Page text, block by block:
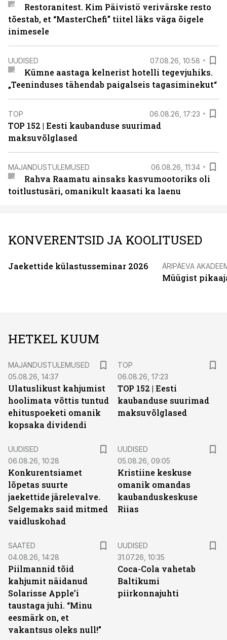
Restoranitest. Kim Päivistö verivärske resto
tõestab, et “MasterChefi” tiitel läks väga õigele
inimesele
UUDISED 07.08.26, 10:58
Kümne aastaga kelnerist hotelli tegevjuhiks.
„Teeninduses tähendab paigalseis tagasiminekut“
TOP 06.08.26, 17:23
TOP 152 | Eesti kaubanduse suurimad
maksuvõlglased
MAJANDUSTULEMUSED 06.08.26, 11:34
Rahva Raamatu ainsaks kasvumootoriks oli
toitlustusäri, omanikult kaasati ka laenu
KONVERENTSID JA KOOLITUSED
Jaekettide külastusseminar 2026 ÄRIPÄEVA
Müügist
HETKEL KUUM
MAJANDUSTULEMUSED
05.08.26, 14:37
Ulatuslikust kahjumist
hoolimata võttis tuntud
ehituspoeketi omanik
kopsaka dividendi
TOP
06.08.26, 17:23
TOP 152 | Eesti
kaubanduse suurimad
maksuvõlglased
UUDISED
06.08.26, 10:28
Konkurentsiamet
lõpetas suurte
jaekettide järelevalve.
Selgemaks said mitmed
vaidluskohad
UUDISED
05.08.26, 09:05
Kristiine keskuse
omanik omandas
kaubanduskeskuse
Riias
SAATED
04.08.26, 14:28
Piilmannid tõid
kahjumit näidanud
Solarisse Apple’i
taustaga juhi. “Minu
eesmärk on, et
vakantsus oleks null!”
UUDISED
31.07.26, 10:35
Coca-Cola vahetab
Baltikumi
piirkonnajuhti